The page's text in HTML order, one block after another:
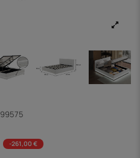
99575
-261,00 €